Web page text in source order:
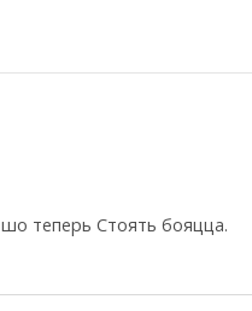
теперь Стоять бояцца.